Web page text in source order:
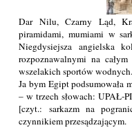
Dar Nilu, Czarny Ląd,
piramidami, mumiami w
Niegdysiejsza angielska
rozpoznawalnymi na
wszelakich sportów
Ja bym Egipt podsumowała
– w trzech słowach: UPAŁ-
[czyt.: sarkazm na
czynnikiem przesądzającym.